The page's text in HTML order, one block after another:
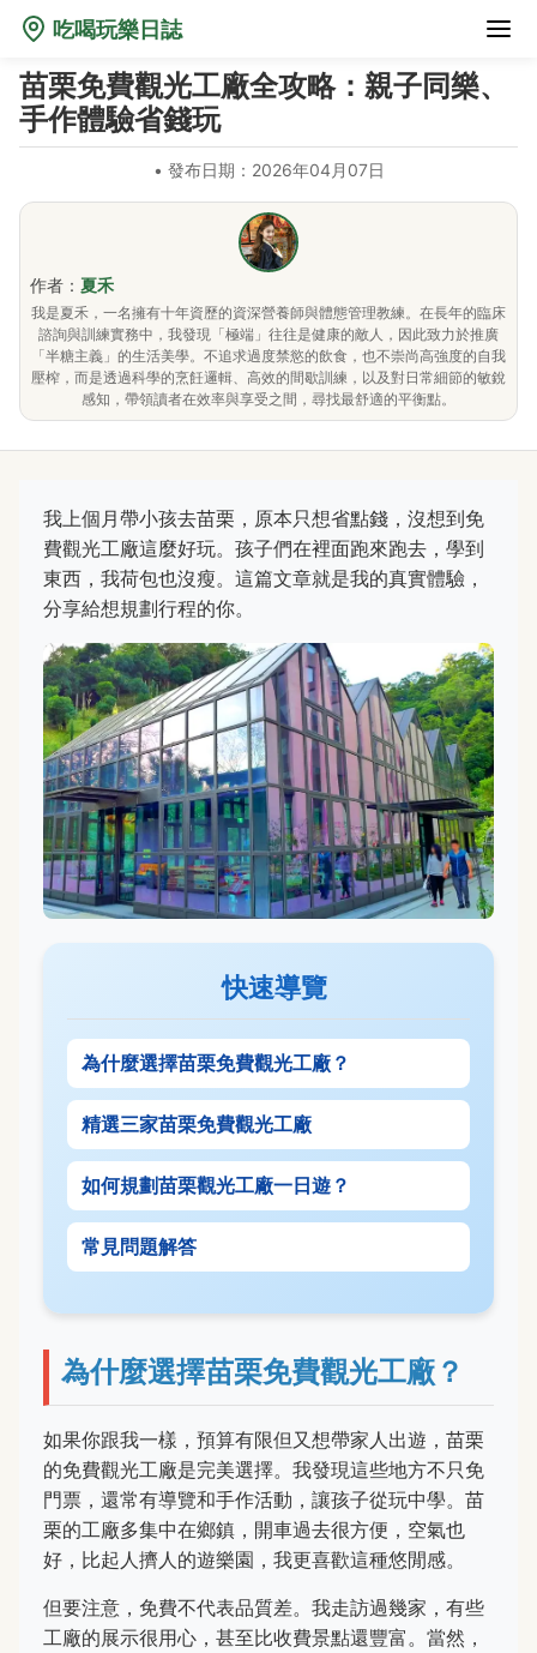
吃喝玩樂日誌
苗栗免費觀光工廠全攻略：親子同樂、
手作體驗省錢玩
• 發布日期：2026年04月07日
作者： 夏禾
我是夏禾，一名擁有十年資歷的資深營養師與體態管理教練。在長年的臨床
諮詢與訓練實務中，我發現「極端」往往是健康的敵人，因此致力於推廣
「半糖主義」的生活美學。不追求過度禁慾的飲食，也不崇尚高強度的自我
壓榨，而是透過科學的烹飪邏輯、高效的間歇訓練，以及對日常細節的敏銳
感知，帶領讀者在效率與享受之間，尋找最舒適的平衡點。
我上個月帶小孩去苗栗，原本只想省點錢，沒想到免
費觀光工廠這麼好玩。孩子們在裡面跑來跑去，學到
東西，我荷包也沒瘦。這篇文章就是我的真實體驗，
分享給想規劃行程的你。
快速導覽
為什麼選擇苗栗免費觀光工廠？
精選三家苗栗免費觀光工廠
如何規劃苗栗觀光工廠一日遊？
常見問題解答
為什麼選擇苗栗免費觀光工廠？
如果你跟我一樣，預算有限但又想帶家人出遊，苗栗
的免費觀光工廠是完美選擇。我發現這些地方不只免
門票，還常有導覽和手作活動，讓孩子從玩中學。苗
栗的工廠多集中在鄉鎮，開車過去很方便，空氣也
好，比起人擠人的遊樂園，我更喜歡這種悠閒感。
但要注意，免費不代表品質差。我走訪過幾家，有些
工廠的展示很用心，甚至比收費景點還豐富。當然，